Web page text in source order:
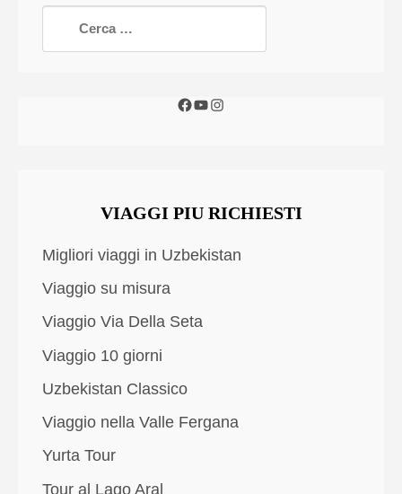
VIAGGI PIU RICHIESTI
Migliori viaggi in Uzbekistan
Viaggio su misura
Viaggio Via Della Seta
Viaggio 10 giorni
Uzbekistan Classico
Viaggio nella Valle Fergana
Yurta Tour
Tour al Lago Aral